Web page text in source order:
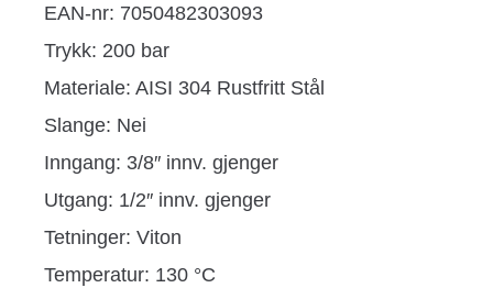
EAN-nr: 7050482303093
Trykk: 200 bar
Materiale: AISI 304 Rustfritt Stål
Slange: Nei
Inngang: 3/8″ innv. gjenger
Utgang: 1/2″ innv. gjenger
Tetninger: Viton
Temperatur: 130 °C